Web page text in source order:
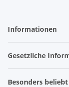
Informationen
Gesetzliche
Besonders beliebt